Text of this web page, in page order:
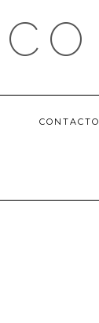
CONTACTO